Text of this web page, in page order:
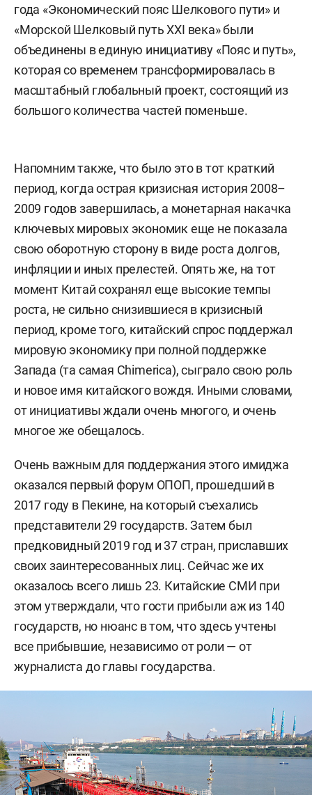
года «Экономический пояс Шелкового пути» и
«Морской Шелковый путь XXI века» были
объединены в единую инициативу «Пояс и путь»,
которая со временем трансформировалась в
масштабный глобальный проект, состоящий из
большого количества частей поменьше.
Напомним также, что было это в тот краткий
период, когда острая кризисная история 2008–
2009 годов завершилась, а монетарная накачка
ключевых мировых экономик еще не показала
свою оборотную сторону в виде роста долгов,
инфляции и иных прелестей. Опять же, на тот
момент Китай сохранял еще высокие темпы
роста, не сильно снизившиеся в кризисный
период, кроме того, китайский спрос поддержал
мировую экономику при полной поддержке
Запада (та самая Chimerica), сыграло свою роль
и новое имя китайского вождя. Иными словами,
от инициативы ждали очень многого, и очень
многое же обещалось.
Очень важным для поддержания этого имиджа
оказался первый форум ОПОП, прошедший в
2017 году в Пекине, на который съехались
представители 29 государств. Затем был
предковидный 2019 год и 37 стран, приславших
своих заинтересованных лиц. Сейчас же их
оказалось всего лишь 23. Китайские СМИ при
этом утверждали, что гости прибыли аж из 140
государств, но нюанс в том, что здесь учтены
все прибывшие, независимо от роли — от
журналиста до главы государства.